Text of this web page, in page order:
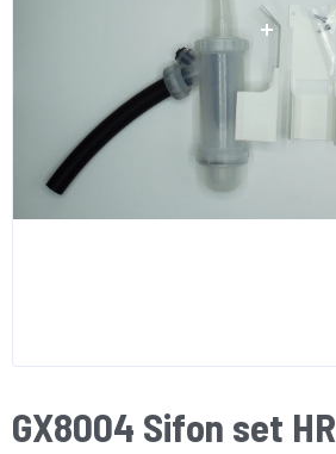
GX8004 Sifon set HR